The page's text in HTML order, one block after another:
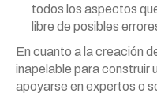
todos los aspectos
libre de posibles
En cuanto a la creación
inapelable para construir
apoyarse en expertos o